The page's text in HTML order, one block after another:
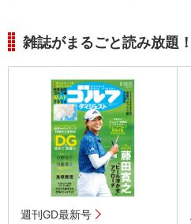
雑誌がまるごと読み放題！
週刊GD最新号